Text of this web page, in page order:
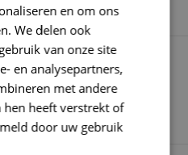
4,99 binnen NL
(werk)dag verzonden
en om ons
We delen ook
van onze site
en analysepartners,
met andere
heeft verstrekt of
door uw gebruik